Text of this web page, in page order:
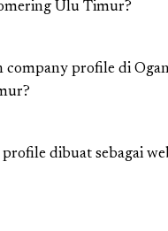
Ulu Timur?
company profile di
dibuat sebagai